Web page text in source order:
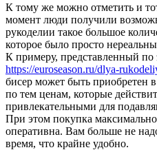
К тому же можно отметить и
момент люди получили
рукоделии такое большое
которое было просто
К примеру, представленный по
https://euroseason.ru/dlya-
бисер может быть приобретен
по тем ценам, которые
привлекательными для
При этом покупка максимально
оперативна. Вам больше не
время, что крайне удобно.